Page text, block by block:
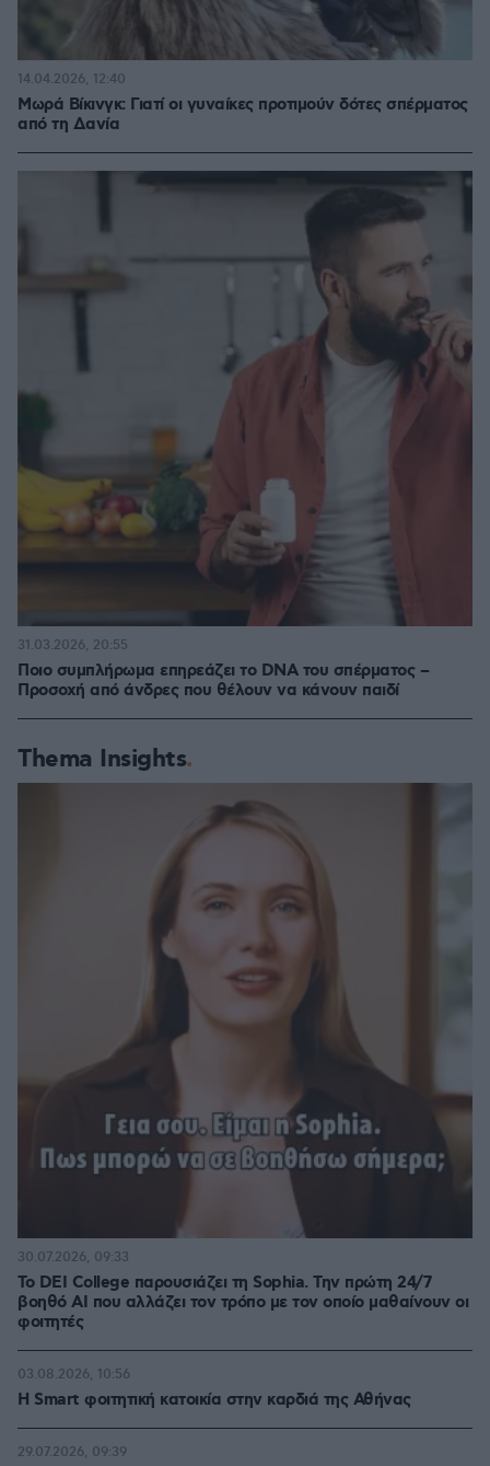
Μωρά Βίκινγκ: Γιατί οι γυναίκες προτιμούν δότες σπέρματος
από τη Δανία
14.04.2026, 12:40
Ποιο συμπλήρωμα επηρεάζει το DNA του σπέρματος –
Προσοχή από άνδρες που θέλουν να κάνουν παιδί
31.03.2026, 20:55
Thema Insights
Το DEI College παρουσιάζει τη Sophia. Την πρώτη 24/7
βοηθό AI που αλλάζει τον τρόπο με τον οποίο μαθαίνουν οι
φοιτητές
30.07.2026, 09:33
Η Smart φοιτητική κατοικία στην καρδιά της Αθήνας
03.08.2026, 10:56
29.07.2026, 09:39